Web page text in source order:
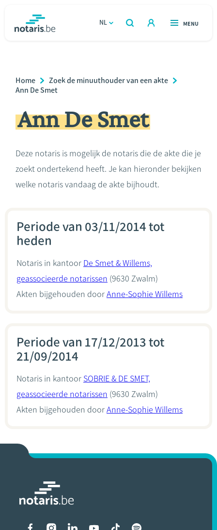
gaan
NL
OPEN
ZOEKEN
OPEN
MENU
Relatie & samenleven
Erven & schenken
Over de notaris
Breadcrumb
Home
Zoek de minuuthouder van een akte
Ann De Smet
Ann De Smet
Deze notaris is mogelijk de notaris die de akte die je
zoekt ondertekend heeft. Je kan hieronder bekijken
welke notaris vandaag de akte bijhoudt.
Periode van 03/11/2014 tot
heden
Notaris in kantoor De Smet & Willems,
geassocieerde notarissen (9630 Zwalm)
Akten bijgehouden doorAnne-Sophie Willems
Periode van 17/12/2013 tot
21/09/2014
Notaris in kantoor SOBRIE & DE SMET,
geassocieerde notarissen (9630 Zwalm)
Akten bijgehouden doorAnne-Sophie Willems